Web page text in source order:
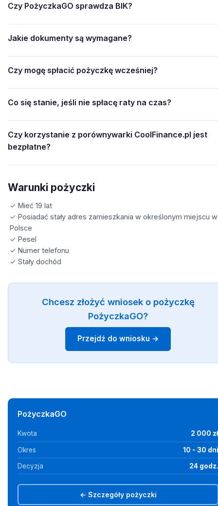
Czy PożyczkaGO sprawdza BIK?
Jakie dokumenty są wymagane?
Czy mogę spłacić pożyczkę wcześniej?
Co się stanie, jeśli nie spłacę raty na czas?
Czy korzystanie z porównywarki CoolFinance.pl jest
bezpłatne?
Warunki pożyczki
✓ Mieć 19 lat
✓ Posiadać stały adres zamieszkania w określonym miejscu w
Polsce
✓ Pesel
✓ Numer telefonu
✓ Stały dochód
Chcesz złożyć wniosek o pożyczkę
PożyczkaGO?
Przejdź do wniosku →
PożyczkaGO
Kwota 2 000 zł
Okres 10 - 30 dni
Decyzja 24 godz.
← Szczegóły pożyczki